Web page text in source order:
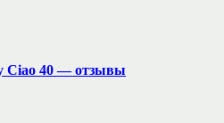
Ciao 40 — отзывы